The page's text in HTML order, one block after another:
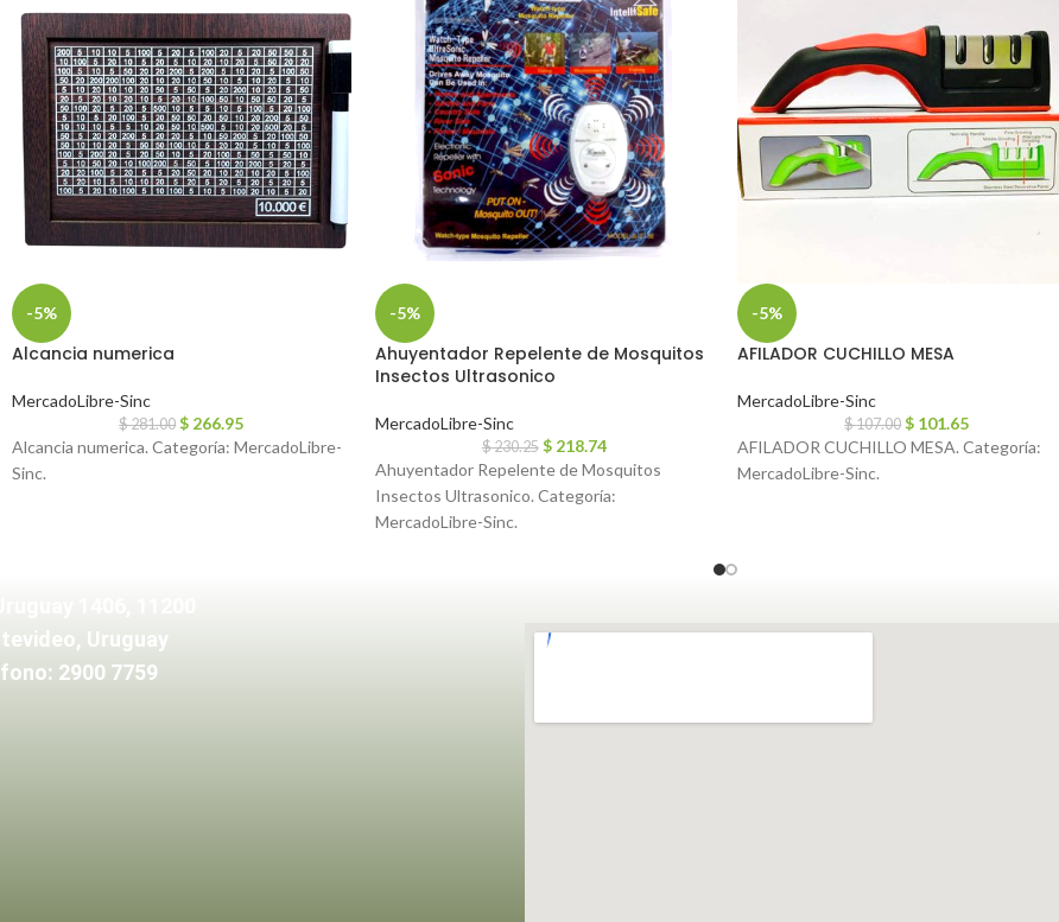
-5%
Alcancia numerica
MercadoLibre-Sinc
$281.00 $ 266.95
Alcancia numerica. Categoría: MercadoLibre-
Sinc.
-5%
Ahuyentador Repelente de Mosquitos
Insectos Ultrasonico
MercadoLibre-Sinc
$230.25 $ 218.74
Ahuyentador Repelente de Mosquitos
Insectos Ultrasonico. Categoría:
MercadoLibre-Sinc.
-5%
AFILADOR CUCHILLO MESA
MercadoLibre-Sinc
$107.00 $ 101.65
AFILADOR CUCHILLO MESA. Categoría:
MercadoLibre-Sinc.
Uruguay
2900 7759